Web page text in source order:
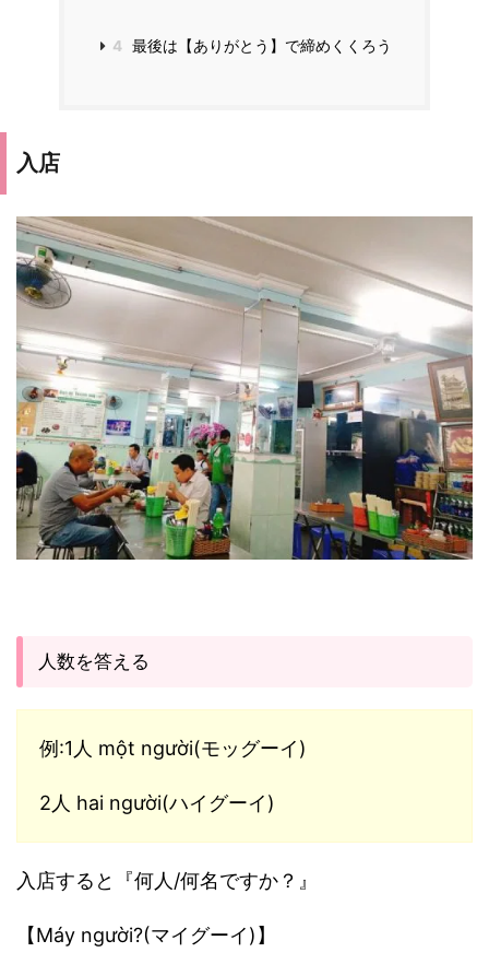
4 最後は【ありがとう】で締めくくろう
入店
人数を答える
例:1人 một người(モッグーイ)
2人 hai người(ハイグーイ)
入店すると『何人/何名ですか？』
【Máy người?(マイグーイ)】